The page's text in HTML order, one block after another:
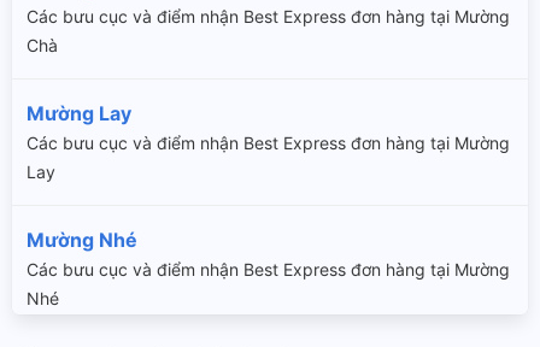
Các bưu cục và điểm nhận Best Express đơn hàng tại Mường
Chà
Mường Lay
Các bưu cục và điểm nhận Best Express đơn hàng tại Mường
Lay
Mường Nhé
Các bưu cục và điểm nhận Best Express đơn hàng tại Mường
Nhé